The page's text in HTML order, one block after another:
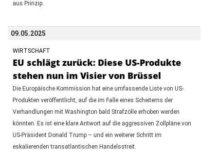
aus Prinzip.
09.05.2025
WIRTSCHAFT
EU schlägt zurück: Diese US-Produkte
stehen nun im Visier von Brüssel
Die Europäische Kommission hat eine umfassende Liste von US-
Produkten veröffentlicht, auf die im Falle eines Scheiterns der
Verhandlungen mit Washington bald Strafzölle erhoben werden
könnten. Es ist eine klare Antwort auf die aggressiven Zollpläne von
US-Präsident Donald Trump – und ein weiterer Schritt im
eskalierenden transatlantischen Handelsstreit.